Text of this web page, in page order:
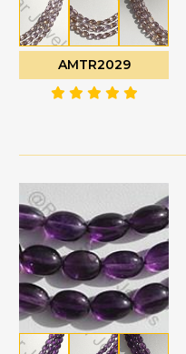
AMTR2029